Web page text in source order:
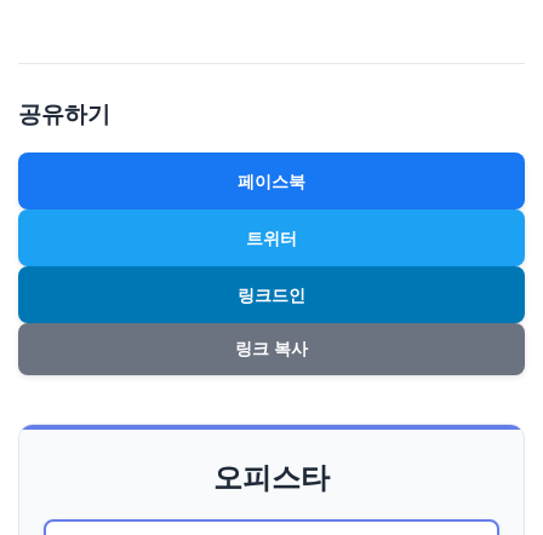
공유하기
페이스북
트위터
링크드인
링크 복사
오피스타